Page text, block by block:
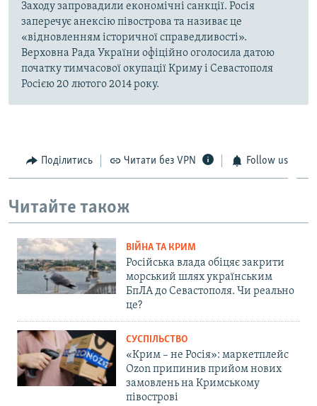
Заходу запровадили економічні санкції. Росія
заперечує анексію півострова та називає це
«відновленням історичної справедливості».
Верховна Рада України офіційно оголосила датою
початку тимчасової окупації Криму і Севастополя
Росією 20 лютого 2014 року.
Поділитись Читати без VPN Follow us
Читайте також
ВІЙНА ТА КРИМ
Російська влада обіцяє закрити
морський шлях українським
БпЛА до Севастополя. Чи реально
це?
СУСПІЛЬСТВО
«Крим – не Росія»: маркетплейс
Ozon припинив прийом нових
замовлень на Кримському
півострові